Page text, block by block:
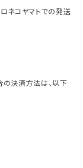
ネコヤマトでの発送
決済方法は、以下